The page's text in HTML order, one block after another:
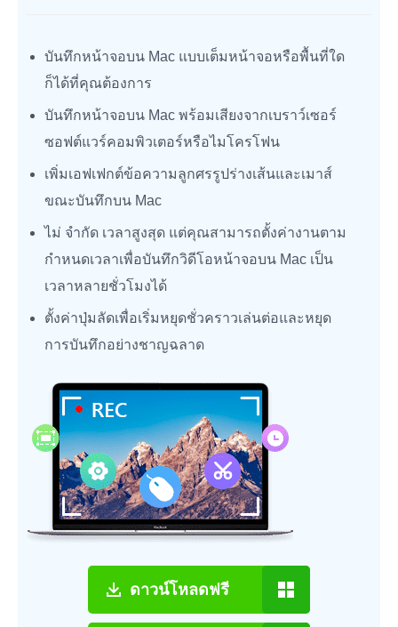
บันทึกหน้าจอบน Mac แบบเต็มหน้าจอหรือพื้นที่ใด
ก็ได้ที่คุณต้องการ
บันทึกหน้าจอบน Mac พร้อมเสียงจากเบราว์เซอร์
ซอฟต์แวร์คอมพิวเตอร์หรือไมโครโฟน
เพิ่มเอฟเฟกต์ข้อความลูกศรรูปร่างเส้นและเมาส์
ขณะบันทึกบน Mac
ไม่ จำกัด เวลาสูงสุด แต่คุณสามารถตั้งค่างานตาม
กำหนดเวลาเพื่อบันทึกวิดีโอหน้าจอบน Mac เป็น
เวลาหลายชั่วโมงได้
ตั้งค่าปุ่มลัดเพื่อเริ่มหยุดชั่วคราวเล่นต่อและหยุด
การบันทึกอย่างชาญฉลาด
ดาวน์โหลดฟรี